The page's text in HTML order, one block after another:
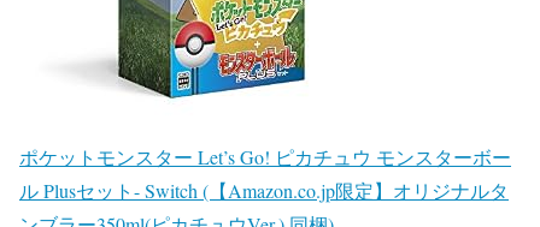
ポケットモンスター Let’s Go! ピカチュウ モンスターボー
ル Plusセット- Switch (【Amazon.co.jp限定】オリジナルタ